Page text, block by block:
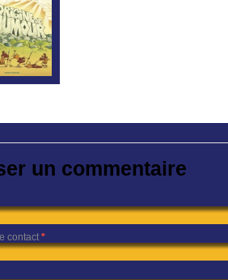
un commentaire
contact *